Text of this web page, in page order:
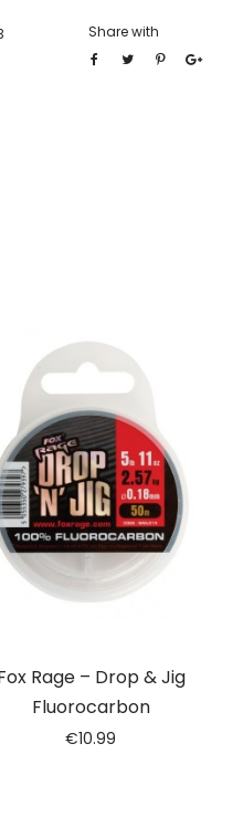
Share with
Rage – Drop & Jig
Fluorocarbon
€10.99